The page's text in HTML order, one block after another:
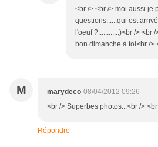
<br /> <br /> moi aussi je
questions......qui est
l'oeuf ?...........:)<br /> <br
bon dimanche à toi<br />
M marydeco 08/04/2012 09:26
<br /> Superbes photos...<br />
Répondre